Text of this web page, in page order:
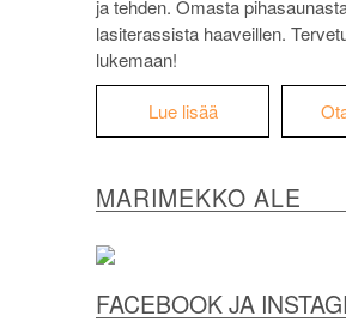
ja tehden. Omasta
lasiterassista haaveillen.
lukemaan!
Lue lisää
MARIMEKKO ALE
FACEBOOK JA